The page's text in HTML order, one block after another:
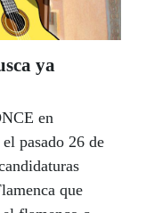
ya
en
pasado 26 de
que